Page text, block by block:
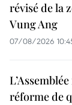
révisé de la
Vung Ang
07/08/2026
réforme de